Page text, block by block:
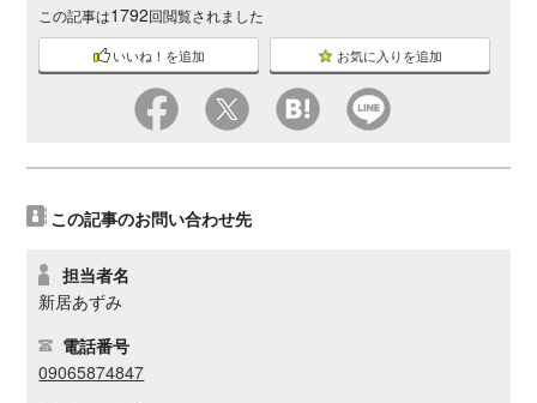
この記事は1792回閲覧されました
いいね！を追加 お気に入りを追加
この記事のお問い合わせ先
担当者名
新居あずみ
電話番号
09065874847